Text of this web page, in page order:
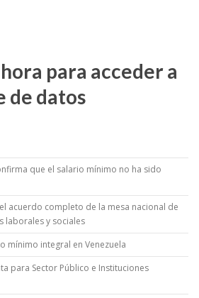
para acceder a
de datos
que el salario mínimo no ha sido
acuerdo completo de la mesa nacional de
laborales y sociales
mínimo integral en Venezuela
para Sector Público e Instituciones